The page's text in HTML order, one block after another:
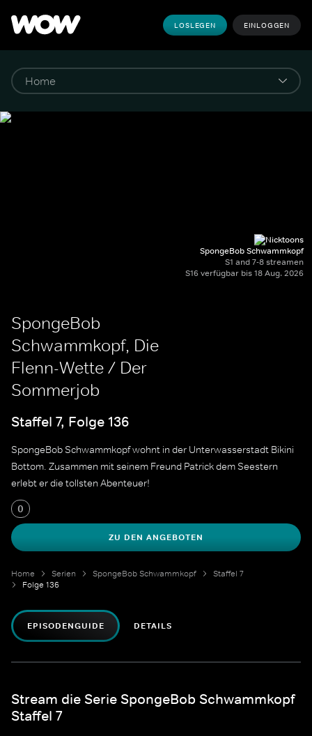
LOSLEGEN EINLOGGEN
SpongeBob Schwammkopf
S1 and 7-8 streamen
S16 verfügbar bis 18 Aug. 2026
SpongeBob
Schwammkopf, Die
Flenn-Wette / Der
Sommerjob
Staffel 7, Folge 136
SpongeBob Schwammkopf wohnt in der Unterwasserstadt Bikini
Bottom. Zusammen mit seinem Freund Patrick dem Seestern
erlebt er die tollsten Abenteuer!
0
ZU DEN ANGEBOTEN
Home Serien SpongeBob Schwammkopf
Staffel 7
Folge 136
EPISODENGUIDE DETAILS
Stream die Serie SpongeBob Schwammkopf
Staffel 7